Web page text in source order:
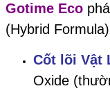
Gotime Eco
(Hybrid
Cốt lõi Vật
Oxide